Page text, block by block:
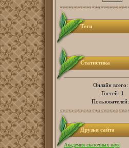
Теги
Статистика
Онлайн всего:
Гостей: 1
Пользователей:
Друзья сайта
Академия сказочных наук